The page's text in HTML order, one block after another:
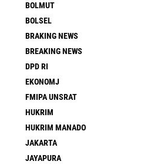
BOLMUT
BOLSEL
BRAKING NEWS
BREAKING NEWS
DPD RI
EKONOMJ
FMIPA UNSRAT
HUKRIM
HUKRIM MANADO
JAKARTA
JAYAPURA